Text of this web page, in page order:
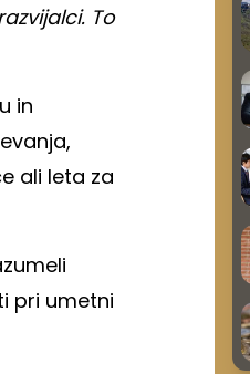
To
in
ali leta za
pri umetni